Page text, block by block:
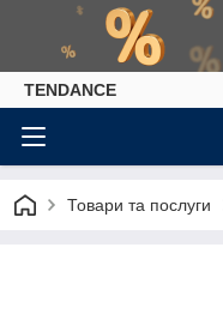
TENDANCE
Товари та послуги